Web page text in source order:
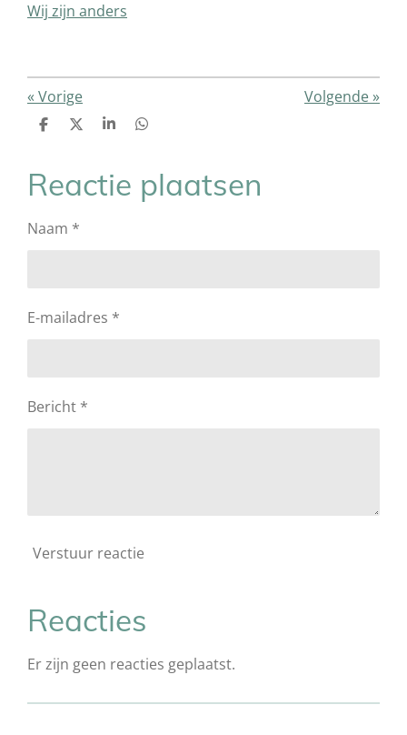
Wij zijn anders
« Vorige Volgende»
D
e
n
D
S
r
D
n
Reactie plaatsen
Naam *
E-mailadres *
Bericht *
Verstuur reactie
Reacties
Er zijn geen reacties geplaatst.